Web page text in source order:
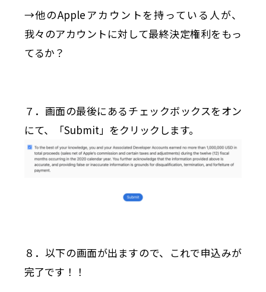
→他のAppleアカウントを持っている人が、
我々のアカウントに対して最終決定権利をもっ
てるか？
７．画面の最後にあるチェックボックスをオン
にて、「Submit」をクリックします。
８．以下の画面が出ますので、これで申込みが
完了です！！